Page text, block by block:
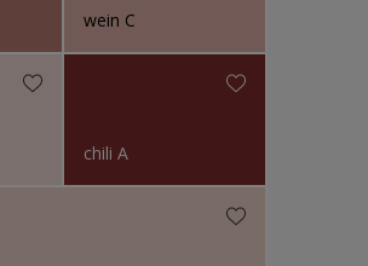
wein C
chili A